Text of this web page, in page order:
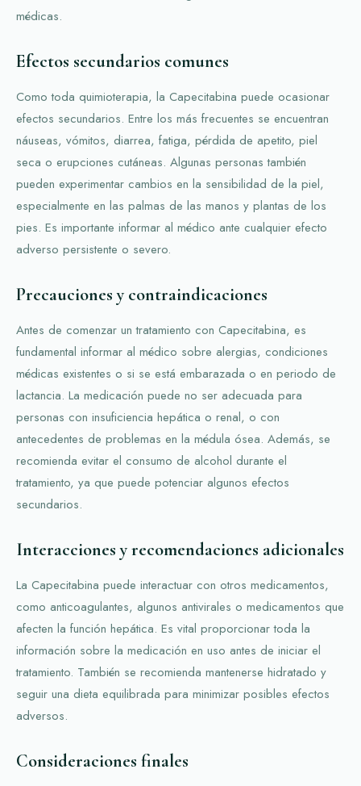
médicas.
Efectos secundarios comunes
Como toda quimioterapia, la Capecitabina puede ocasionar
efectos secundarios. Entre los más frecuentes se encuentran
náuseas, vómitos, diarrea, fatiga, pérdida de apetito, piel
seca o erupciones cutáneas. Algunas personas también
pueden experimentar cambios en la sensibilidad de la piel,
especialmente en las palmas de las manos y plantas de los
pies. Es importante informar al médico ante cualquier efecto
adverso persistente o severo.
Precauciones y contraindicaciones
Antes de comenzar un tratamiento con Capecitabina, es
fundamental informar al médico sobre alergias, condiciones
médicas existentes o si se está embarazada o en periodo de
lactancia. La medicación puede no ser adecuada para
personas con insuficiencia hepática o renal, o con
antecedentes de problemas en la médula ósea. Además, se
recomienda evitar el consumo de alcohol durante el
tratamiento, ya que puede potenciar algunos efectos
secundarios.
Interacciones y recomendaciones adicionales
La Capecitabina puede interactuar con otros medicamentos,
como anticoagulantes, algunos antivirales o medicamentos que
afecten la función hepática. Es vital proporcionar toda la
información sobre la medicación en uso antes de iniciar el
tratamiento. También se recomienda mantenerse hidratado y
seguir una dieta equilibrada para minimizar posibles efectos
adversos.
Consideraciones finales